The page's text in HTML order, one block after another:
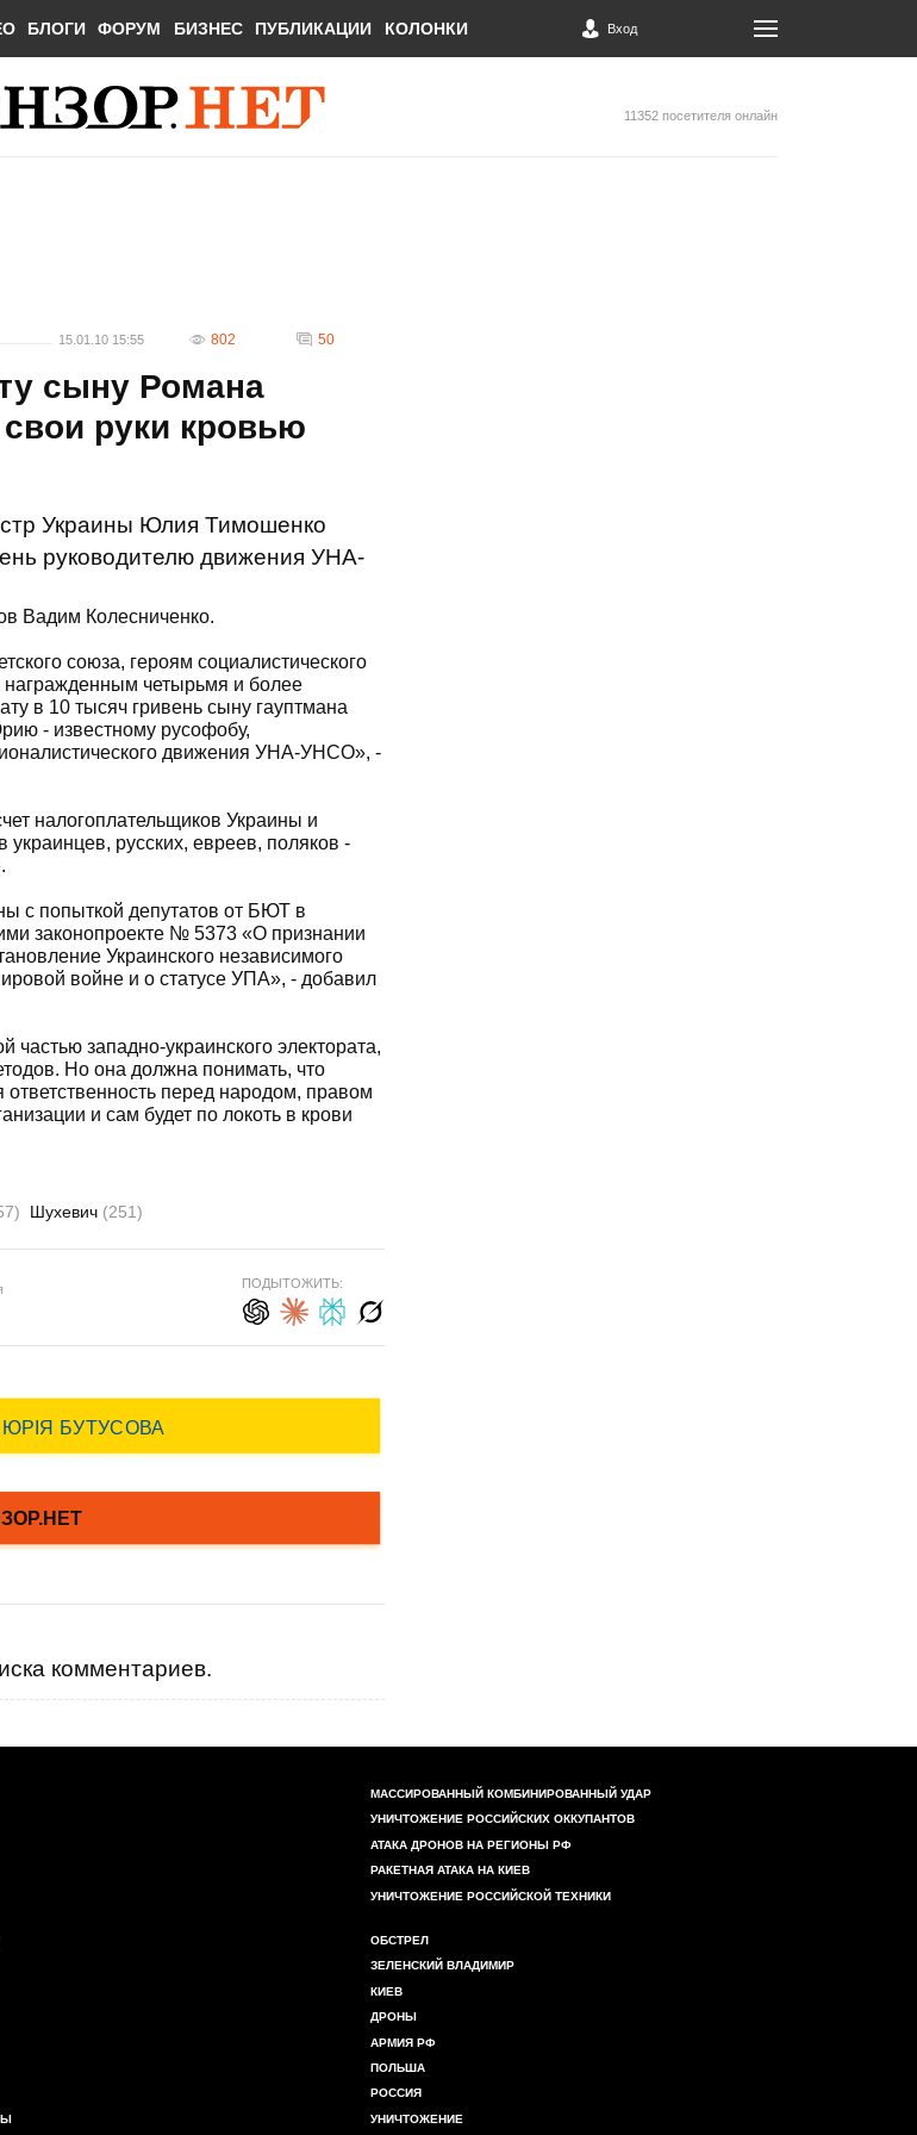
БЛОГИ ФОРУМ БИЗНЕС ПУБЛИКАЦИИ КОЛОНКИ Вход
11352 посетителя онлайн
15.01.10 15:55 802 50
сыну Романа
руки кровью
Украины Юлия Тимошенко
руководителю движения УНА-
Вадим Колесниченко.
союза, героям социалистического
четырьмя и более
в 10 тысяч гривень сыну гауптмана
- известному русофобу,
движения УНА-УНСО», -
налогоплательщиков Украины и
русских, евреев, поляков -
с попыткой депутатов от БЮТ в
законопроекте № 5373 «О признании
Украинского независимого
войне и о статусе УПА», - добавил
частью западно-украинского электората,
Но она должна понимать, что
перед народом, правом
и сам будет по локоть в крови
Шухевич (251)
ПОДЫТОЖИТЬ:
комментариев.
МАССИРОВАННЫЙ КОМБИНИРОВАННЫЙ УДАР
УНИЧТОЖЕНИЕ РОССИЙСКИХ ОККУПАНТОВ
АТАКА ДРОНОВ НА РЕГИОНЫ РФ
РАКЕТНАЯ АТАКА НА КИЕВ
УНИЧТОЖЕНИЕ РОССИЙСКОЙ ТЕХНИКИ
ОБСТРЕЛ
ЗЕЛЕНСКИЙ ВЛАДИМИР
КИЕВ
ДРОНЫ
АРМИЯ РФ
ПОЛЬША
РОССИЯ
УНИЧТОЖЕНИЕ